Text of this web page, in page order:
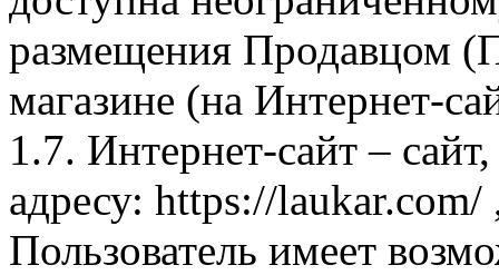
размещения Продавцом
магазине (на Интернет-
1.7. Интернет-сайт –
адресу: https://laukar.com/
Пользователь имеет